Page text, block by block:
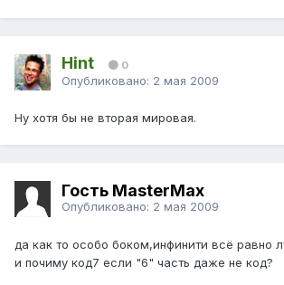
Hint 0
Опубликовано: 2 мая 2009
Ну хотя бы не вторая мировая.
Гость MasterMax
Опубликовано: 2 мая 2009
да как то особо боком,инфинити всё равно
и почиму код7 если "6" часть даже не код?